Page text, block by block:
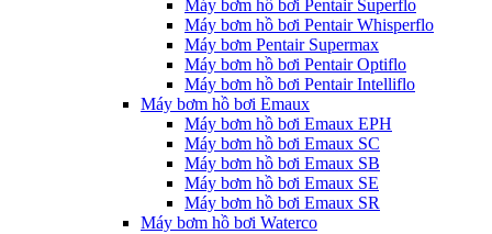
Máy bơm hồ bơi Pentair Superflo
Máy bơm hồ bơi Pentair Whisperflo
Máy bơm Pentair Supermax
Máy bơm hồ bơi Pentair Optiflo
Máy bơm hồ bơi Pentair Intelliflo
Máy bơm hồ bơi Emaux
Máy bơm hồ bơi Emaux EPH
Máy bơm hồ bơi Emaux SC
Máy bơm hồ bơi Emaux SB
Máy bơm hồ bơi Emaux SE
Máy bơm hồ bơi Emaux SR
Máy bơm hồ bơi Waterco